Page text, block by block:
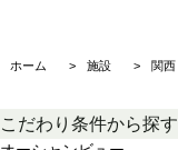
ホーム 施設 関西
こだわり条件から探す